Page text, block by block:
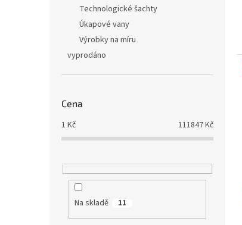
Technologické šachty
Úkapové vany
Výrobky na míru
vyprodáno
Cena
1 Kč 111847Kč
Na skladě 11